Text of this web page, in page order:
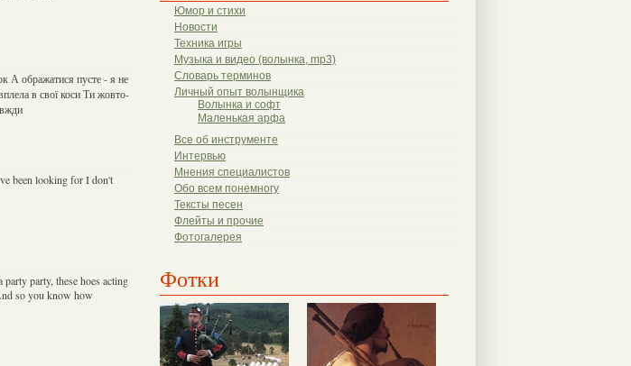
Юмор и стихи
Новости
Техника игры
Музыка и видео (волынка, mp3)
Словарь терминов
Личный опыт волынщика
Волынка и софт
Маленькая арфа
Все об инструменте
Интервью
Мнения специалистов
Обо всем понемногу
Тексты песен
Флейты и прочие
Фотогалерея
Фотки
А ображатися пусте - я не
в свої коси Ти жовто-
been looking for I don't
party, these hoes acting
so you know how